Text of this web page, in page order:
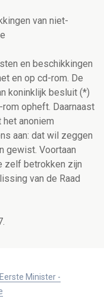
van niet-
en beschikkingen
en op cd-rom. De
koninklijk besluit (*)
opheft. Daarnaast
anoniem
aan: dat wil zeggen
gewist. Voortaan
zelf betrokken zijn
van de Raad
Minister -